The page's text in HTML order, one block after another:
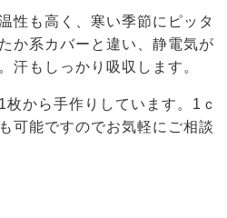
性も高く、寒い季節にピッタ
か系カバーと違い、静電気が
汗もしっかり吸収します。
から手作りしています。1ｃ
可能ですのでお気軽にご相談